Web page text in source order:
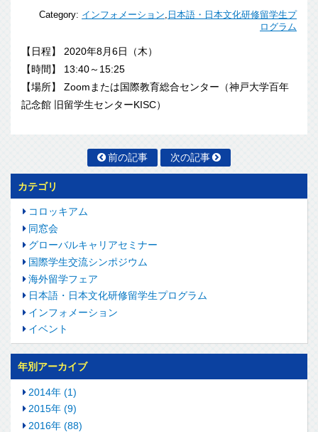
Category: インフォメーション, 日本語・日本文化研修留学生プ
ログラム
【日程】 2020年8月6日（木）
【時間】 13:40～15:25
【場所】 Zoomまたは国際教育総合センター（神戸大学百年
記念館 旧留学生センターKISC）
前の記事 次の記事
カテゴリ
コロッキアム
同窓会
グローバルキャリアセミナー
国際学生交流シンポジウム
海外留学フェア
日本語・日本文化研修留学生プログラム
インフォメーション
イベント
年別アーカイブ
2014年 (1)
2015年 (9)
2016年 (88)